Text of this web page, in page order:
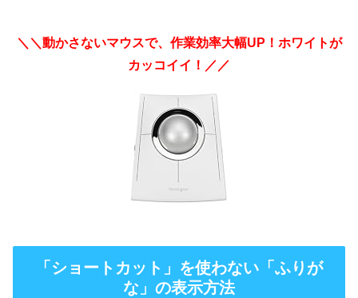
＼＼動かさないマウスで、作業効率大幅UP！ホワイトが
カッコイイ！／／
「ショートカット」を使わない「ふりが
な」の表示方法